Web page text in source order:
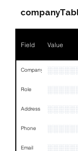
Field Value
Company
Role
Address
Phone
Email